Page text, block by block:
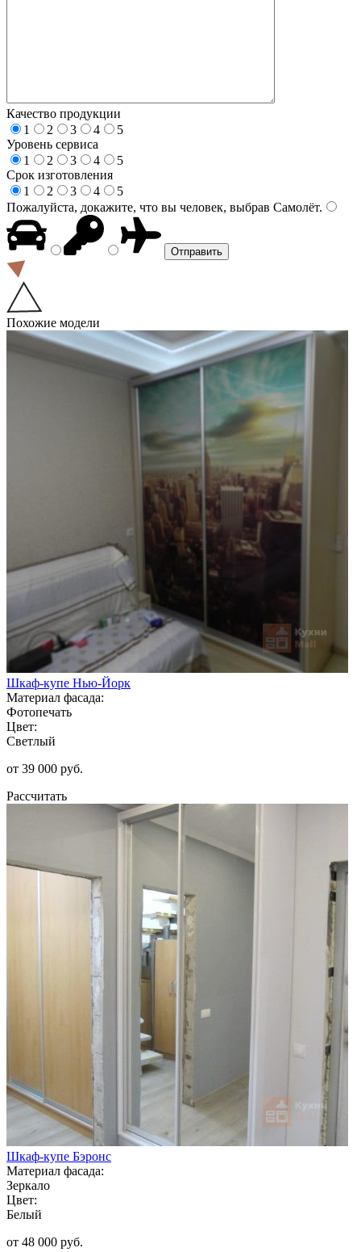
Качество продукции
1
2 3 4
5
Уровень сервиса
1
2 3 4
5
Срок изготовления
1
2 3 4
5
Пожалуйста, докажите, что вы человек, выбрав Самолёт.
Похожие модели
Шкаф-купе Нью-Йорк
Материал фасада:
Фотопечать
Цвет:
Светлый
от 39 000 руб.
Рассчитать
Шкаф-купе Бэронс
Материал фасада:
Зеркало
Цвет:
Белый
от 48 000 руб.